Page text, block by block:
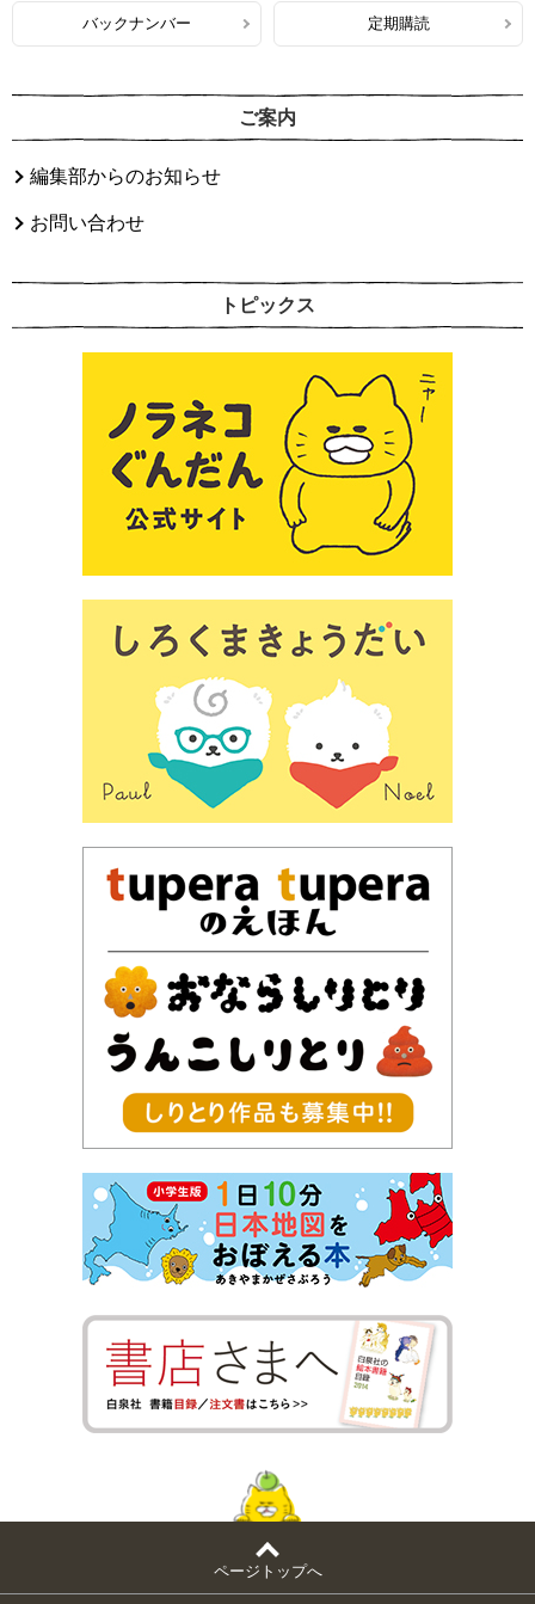
バックナンバー 定期購読
ご案内
編集部からのお知らせ
お問い合わせ
トピックス
ページトップへ